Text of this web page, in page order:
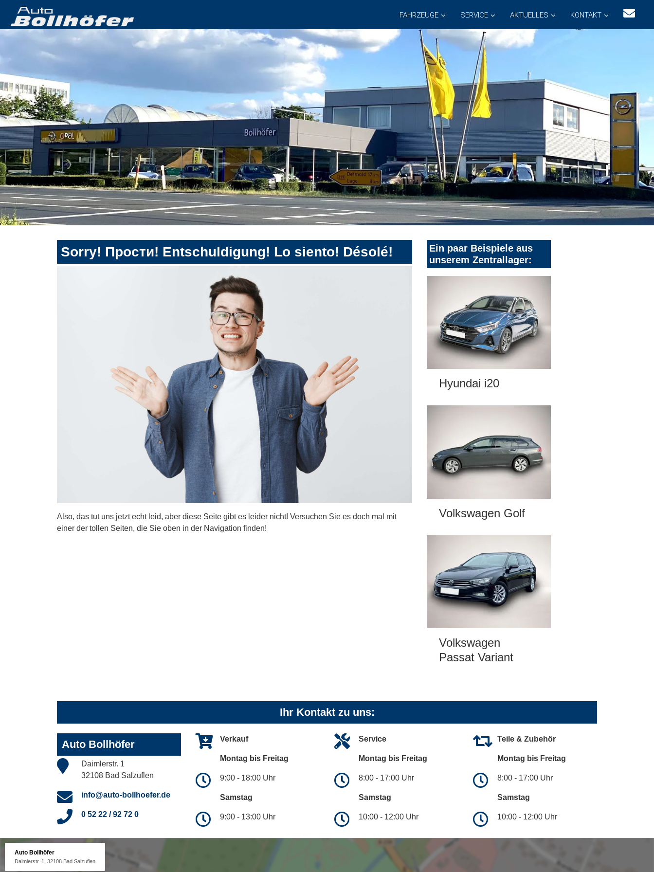
FAHRZEUGE SERVICE AKTUELLES KONTAKT
Sorry! Прости! Entschuldigung! Lo siento! Désolé!
Also, das tut uns jetzt echt leid, aber diese Seite gibt es leider nicht! Versuchen Sie es doch mal mit
einer der tollen Seiten, die Sie oben in der Navigation finden!
Ein paar Beispiele aus
unserem Zentrallager:
Hyundai i20
Volkswagen Golf
Volkswagen
Passat Variant
Ihr Kontakt zu uns:
Auto Bollhöfer
Daimlerstr. 1
32108 Bad Salzuflen
info@auto-bollhoefer.de
0 52 22 / 92 72 0
Verkauf
Montag bis Freitag
9:00 - 18:00 Uhr
Samstag
9:00 - 13:00 Uhr
Service
Montag bis Freitag
8:00 - 17:00 Uhr
Samstag
10:00 - 12:00 Uhr
Teile & Zubehör
Montag bis Freitag
8:00 - 17:00 Uhr
Samstag
10:00 - 12:00 Uhr
Auto Bollhöfer
Daimlerstr. 1, 32108 Bad Salzuflen